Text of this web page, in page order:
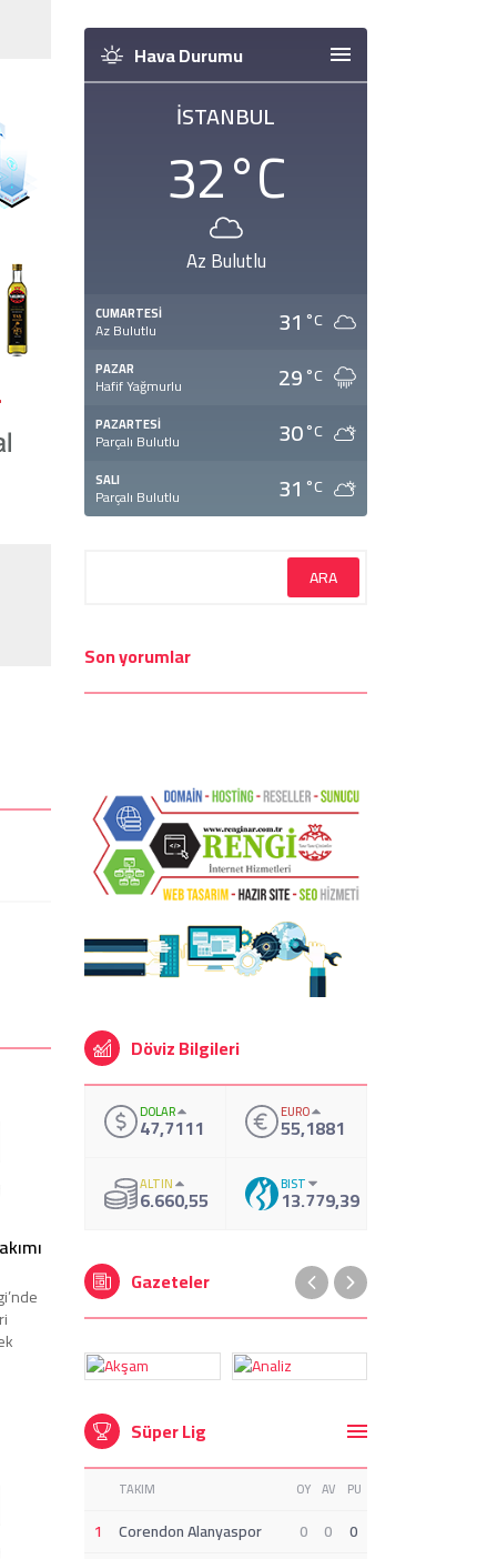
Hava Durumu
İSTANBUL
32°C
Az Bulutlu
CUMARTESI
Az Bulutlu 31 °C
PAZAR
Hafif Yağmurlu 29°C
PAZARTESI
Parçalı Bulutlu 30°C
SALI
Parçalı Bulutlu 31 °C
Son yorumlar
Döviz Bilgileri
DOLAR
47,7111 EURO
55,1881
ALTIN
6.660,55 BIST
13.779,39
Gazeteler
Süper Lig
TAKIM OY AV PU
1 Corendon Alanyaspor 0 0
0